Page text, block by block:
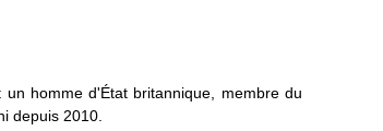
homme d'État britannique, membre du
depuis 2010.